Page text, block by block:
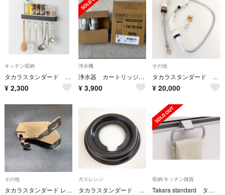
キッチン収納
タカラスタンダード 小物フック
¥ 2,300
浄水機
浄水器 カートリッジ タカラスタンダード
¥ 3,900
その他
タカラスタンダード 台付きシングルレバー湯水混合水栓 スイセンKF568TK
¥ 20,000
その他
タカラスタンダード レンジフード 整流板固定金具(手前) 10224615
ガスレンジ
タカラスタンダード 汁受皿（強火力） 10192610
収納/キッチン雑貨
Takara standard タカラスタンダード レール引手用タオルハンガ